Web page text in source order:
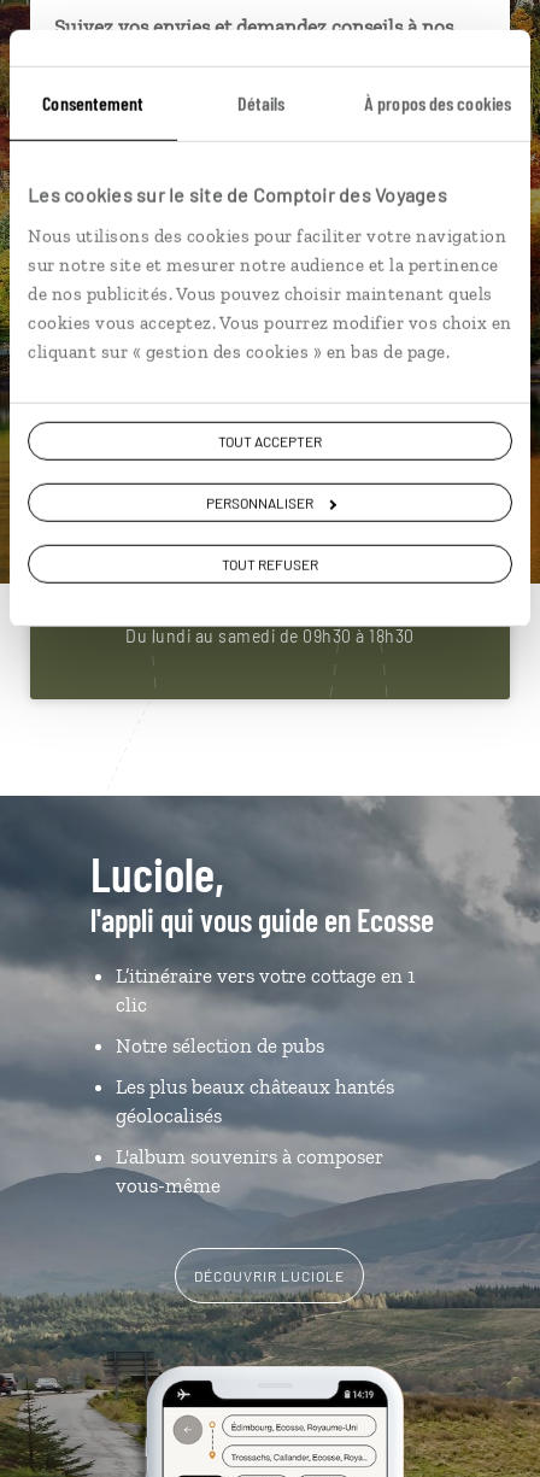
Consentement Détails À propos des cookies
Les cookies sur le site de Comptoir des Voyages
Nous utilisons des cookies pour faciliter votre navigation
sur notre site et mesurer notre audience et la pertinence
de nos publicités. Vous pouvez choisir maintenant quels
cookies vous acceptez. Vous pourrez modifier vos choix en
cliquant sur « gestion des cookies » en bas de page.
TOUT ACCEPTER
PERSONNALISER
TOUT REFUSER
Suivez vos envies et demandez conseils à nos
Ils sauront organiser votre itinéraire au plus
près de vos envies et de la réalité du pays.
connectés en agence, mais aussi par email ou
téléphone.
Vous gardez le même interlocuteur avant,
pendant et après votre voyage.
DEMANDER UN DEVIS
ou
Construisez votre voyage avec un spécialiste Ecosse
01 85 08 22 92
Du lundi au samedi de 09h30 à 18h30
Luciole,
l'appli qui vous guide en Ecosse
L’itinéraire vers votre cottage en 1
clic
Notre sélection de pubs
Les plus beaux châteaux hantés
géolocalisés
L'album souvenirs à composer
vous-même
DÉCOUVRIR LUCIOLE